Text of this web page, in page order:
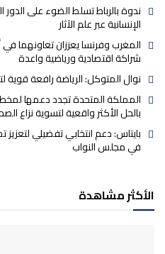
ندوة بالرباط تسلط الضوء على الدور
الإنسانية عبر علم الآثار
شراكة اقتصادية ورياضية واعدة
نوال المتوكل: الرياضة رافعة قوية
المملكة المتحدة تجدد دعمها
بالحل الأكثر واقعية لتسوية نزاع
بايتاس: دعم انتخابي تفضيلي لتعزيز
في مجلس النواب
الأكثر مشاهدة